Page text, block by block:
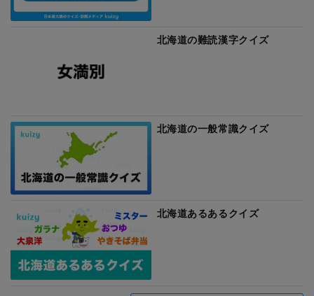
北海道の難読漢字クイズ
北海道の一般常識クイズ
北海道あるあるクイズ